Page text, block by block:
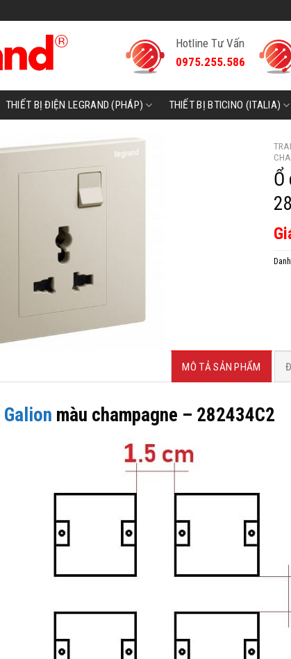
Hotline Tư Vấn
0975.255.586
THIẾT BỊ ĐIỆN LEGRAND (PHÁP) THIẾT BỊ BTICINO (ITALIA)
Ổ
MÔ TẢ SẢN PHẨM
Galion màu champagne – 282434C2